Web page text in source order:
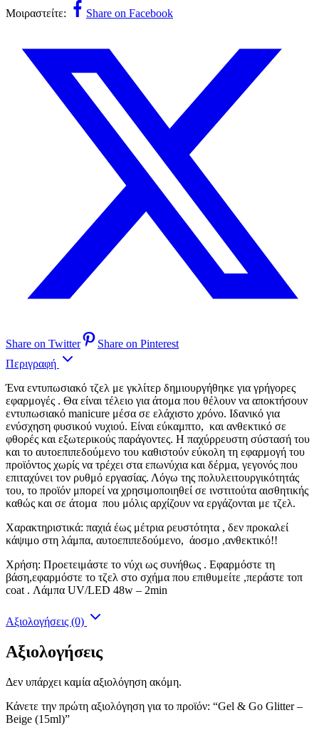
Μοιραστείτε:
Share on Facebook
Share on Twitter
Share on Pinterest
Περιγραφή
Ένα εντυπωσιακό τζελ με γκλίτερ δημιουργήθηκε για γρήγορες
εφαρμογές . Θα είναι τέλειο για άτομα που θέλουν να αποκτήσουν
εντυπωσιακό manicure μέσα σε ελάχιστο χρόνο. Ιδανικό για
ενύσχηση φυσικού νυχιού. Είναι εύκαμπτο, και ανθεκτικό σε
φθορές και εξωτερικούς παράγοντες. Η παχύρρευστη σύστασή του
και το αυτοεπιπεδούμενο του καθιστούν εύκολη τη εφαρμογή του
προϊόντος χωρίς να τρέχει στα επωνύχια και δέρμα, γεγονός που
επιταχύνει τον ρυθμό εργασίας. Λόγω της πολυλειτουργικότητάς
του, το προϊόν μπορεί να χρησιμοποιηθεί σε ινστιτούτα αισθητικής
καθώς και σε άτομα που μόλις αρχίζουν να εργάζονται με τζελ.
Χαρακτηριστικά: παχιά έως μέτρια ρευστότητα , δεν προκαλεί
κάψιμο στη λάμπα, αυτοεπιπεδούμενο, άοσμο ,ανθεκτικό!!
Χρήση: Προετειμάστε το νύχι ως συνήθως . Εφαρμόστε τη
βάση,εφαρμόστε το τζελ στο σχήμα που επιθυμείτε ,περάστε τοπ
coat . Λάμπα UV/LED 48w – 2min
Αξιολογήσεις (0)
Αξιολογήσεις
Δεν υπάρχει καμία αξιολόγηση ακόμη.
Κάνετε την πρώτη αξιολόγηση για το προϊόν: “Gel & Go Glitter –
Beige (15ml)”